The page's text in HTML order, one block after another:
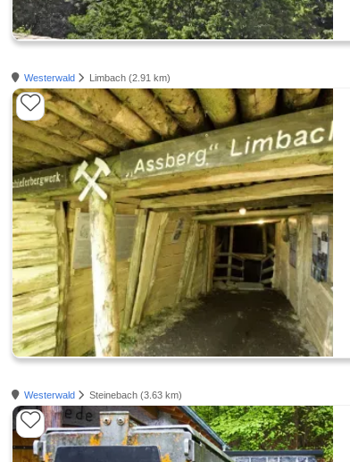
Westerwald Limbach (2.91 km)
Westerwald Steinebach (3.63 km)